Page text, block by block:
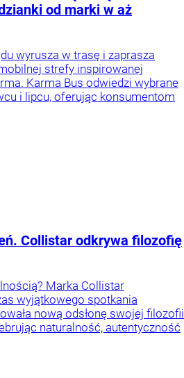
od marki w aż
wyrusza w trasę i zaprasza
strefy inspirowanej
Karma Bus odwiedzi wybrane
i lipcu, oferując konsumentom
Collistar odkrywa filozofię
Marka Collistar
wyjątkowego spotkania
nową odsłonę swojej filozofii
naturalność, autentyczność